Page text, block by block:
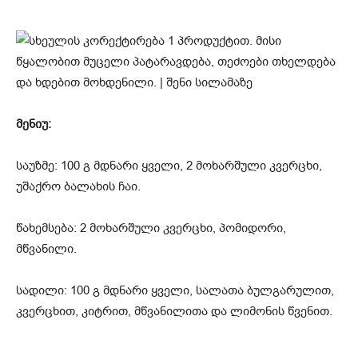
მენიუ:
საუზმე: 100 გ მდნარი ყველი, 2 მოხარშული კვერცხი,
უშაქრო ბალახის ჩაი.
წახემსება: 2 მოხარშული კვერცხი, პომიდორი,
მწვანილი.
სადილი: 100 გ მდნარი ყველი, სალათა ბულგარულით,
კვერცხით, კიტრით, მწვანილითა და ლიმონის წვენით.